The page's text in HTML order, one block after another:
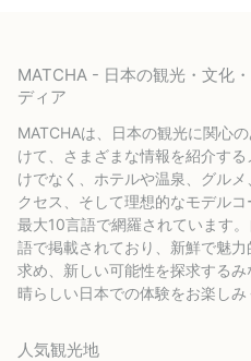
MATCHA - 日本の観光・文化
ディア
MATCHAは、日本の観光に関心
けて、さまざまな情報を紹介す
けでなく、ホテルや温泉、グル
クセス、そして理想的なモデル
最大10言語で網羅されています
語で掲載されており、新鮮で魅
求め、新しい可能性を探求する
晴らしい日本での体験をお楽しみ
人気観光地